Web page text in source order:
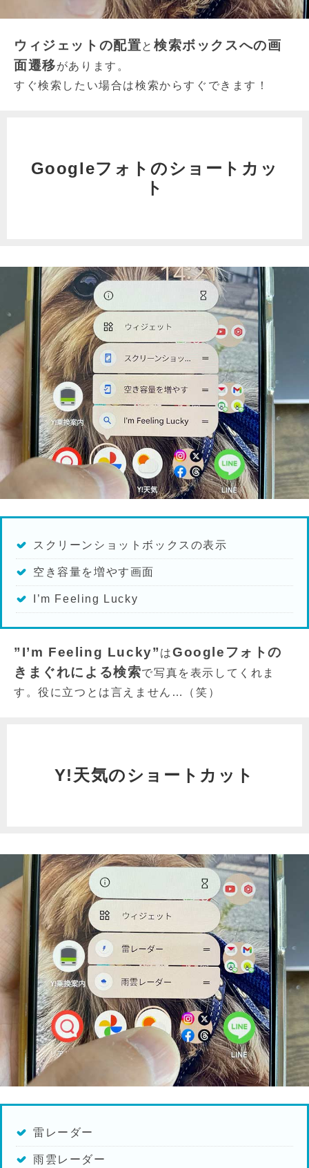
ウィジェットの配置と検索ボックスへの画
面遷移があります。
すぐ検索したい場合は検索からすぐできます！
Googleフォトのショートカッ
ト
スクリーンショットボックスの表示
空き容量を増やす画面
I’m Feeling Lucky
”I’m Feeling Lucky” はGoogleフォトの
きまぐれによる検索で写真を表示してくれま
す。役に立つとは言えません…（笑）
Y!天気のショートカット
雷レーダー
雨雲レーダー